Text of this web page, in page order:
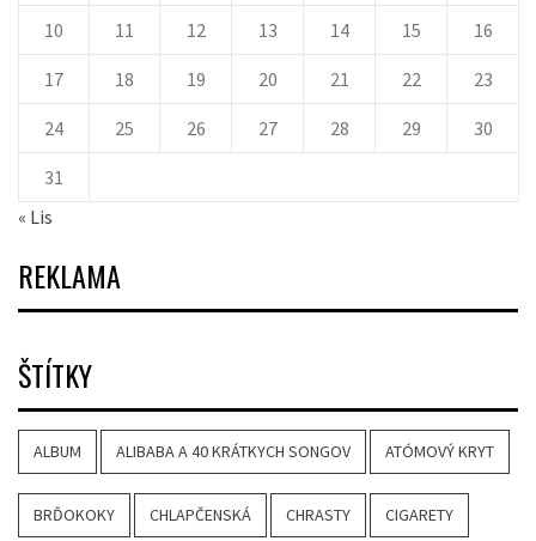
10 11 12 13 14 15 16
17 18 19 20 21 22 23
24 25 26 27 28 29 30
31
« Lis
REKLAMA
ŠTÍTKY
ALBUM ALIBABA A 40 KRÁTKYCH SONGOV ATÓMOVÝ KRYT
BRĎOKOKY CHLAPČENSKÁ CHRASTY CIGARETY